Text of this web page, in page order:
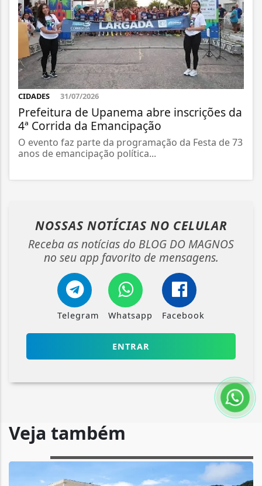
CIDADES 31/07/2026
Prefeitura de Upanema abre inscrições da
4ª Corrida da Emancipação
O evento faz parte da programação da Festa de 73
anos de emancipação política...
NOSSAS NOTÍCIAS NO CELULAR
Receba as notícias do BLOG DO MAGNOS
no seu app favorito de mensagens.
Telegram Whatsapp Facebook
ENTRAR
Veja também